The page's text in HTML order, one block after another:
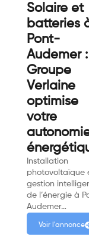
Solaire et
batteries
Pont-
Audemer :
Groupe
Verlaine
optimise
votre
Installation
photovoltaïque
gestion
de l’énergie à
Audemer…
Voir l'annonce